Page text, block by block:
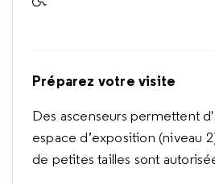
Préparez votre visite
Des ascenseurs permettent
espace d’exposition (niveau
de petites tailles sont